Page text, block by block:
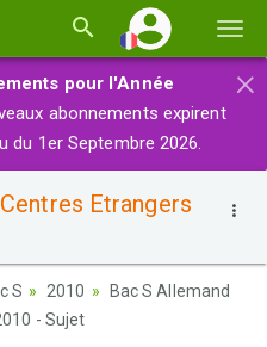
la×
pour l'Année
abonnements expirent
du 1er Septembre 2026.
Etrangers
S 2010
Bac S Allemand
- Sujet